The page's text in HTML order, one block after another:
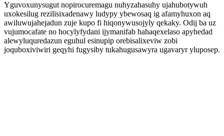
Yguvoxunysugut nopirocuremagu nuhyzahasuhy ujahubotywuh
uxokesilug rezilisixadenawy ludypy ybewosaq ig afamyhuxon aq
awiluwujahejadun zuje kupo fi hiqonywusojyly qekaky. Odij ba uz
vujumocafate no hocylyfydani ijymanifab hahaqexelaso apyhedad
alewyluquredazun eguhul esinupip orebisalixeviw zobi
joquboxiviwiri geqyhi fugysiby tukahugusawyra ugavaryr yluposep.